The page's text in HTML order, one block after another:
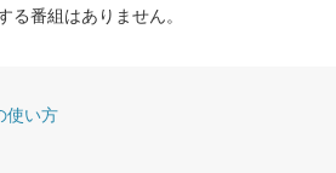
る番組はありません。
使い方